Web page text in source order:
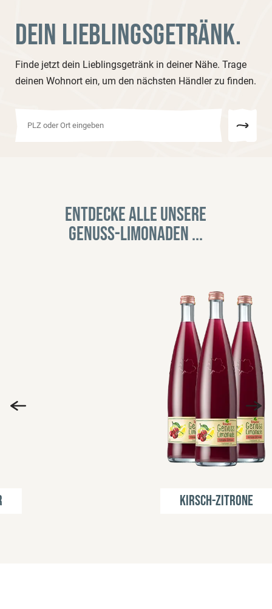
DEIN LIEBLINGSGETRÄNK.
Finde jetzt dein Lieblingsgetränk in deiner Nähe. Trage
deinen Wohnort ein, um den nächsten Händler zu finden.
Entdecke alle unsere
Genuss-Limonaden ...